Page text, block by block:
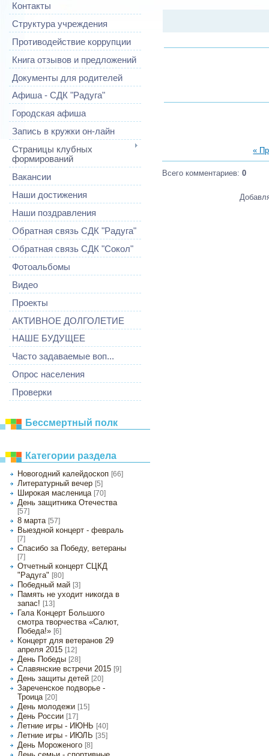
Контакты
Структура учреждения
Противодействие коррупции
Книга отзывов и предложений
Документы для родителей
Афиша - СДК "Радуга"
Городская афиша
Запись в кружки он-лайн
Страницы клубных
формирований
Вакансии
Наши достижения
Наши поздравления
Обратная связь СДК "Радуга"
Обратная связь СДК "Сокол"
Фотоальбомы
Видео
Проекты
АКТИВНОЕ ДОЛГОЛЕТИЕ
НАШЕ БУДУЩЕЕ
Часто задаваемые воп...
Опрос населения
Проверки
Бессмертный полк
Категории раздела
Новогодний калейдоскоп [66]
Литературный вечер [5]
Широкая масленица [70]
День защитника Отечества
[57]
8 марта [57]
Выездной концерт - февраль
[7]
Спасибо за Победу, ветераны
[7]
Отчетный концерт СЦКД
"Радуга" [80]
Победный май [3]
Память не уходит никогда в
запас! [13]
Гала Концерт Большого
смотра творчества «Салют,
Победа!» [6]
Концерт для ветеранов 29
апреля 2015 [12]
День Победы [28]
Славянские встречи 2015 [9]
День защиты детей [20]
Зареченское подворье -
Троица [20]
День молодежи [15]
День России [17]
Летние игры - ИЮНЬ [40]
Летние игры - ИЮЛЬ [35]
День Мороженого [8]
«
Всего комментариев: 0